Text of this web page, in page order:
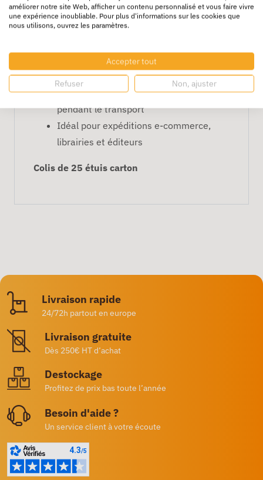
Caractéristiques principales
petits livres et documents
Épaisseur réglable : 1 à 8 cm
Carton robuste pour protection efficace
pendant le transport
Idéal pour expéditions e-commerce,
librairies et éditeurs
Colis de 25 étuis carton
Livraison rapide
24/72h partout en europe
Livraison gratuite
Dès 250€ HT d’achat
Destockage
Profitez de prix bas toute l’année
Besoin d'aide ?
Un service client à votre écoute
améliorer notre site Web, afficher un contenu personnalisé et vous faire vivre
une expérience inoubliable. Pour plus d'informations sur les cookies que
nous utilisons, ouvrez les paramètres.
Accepter tout
Refuser Non, ajuster